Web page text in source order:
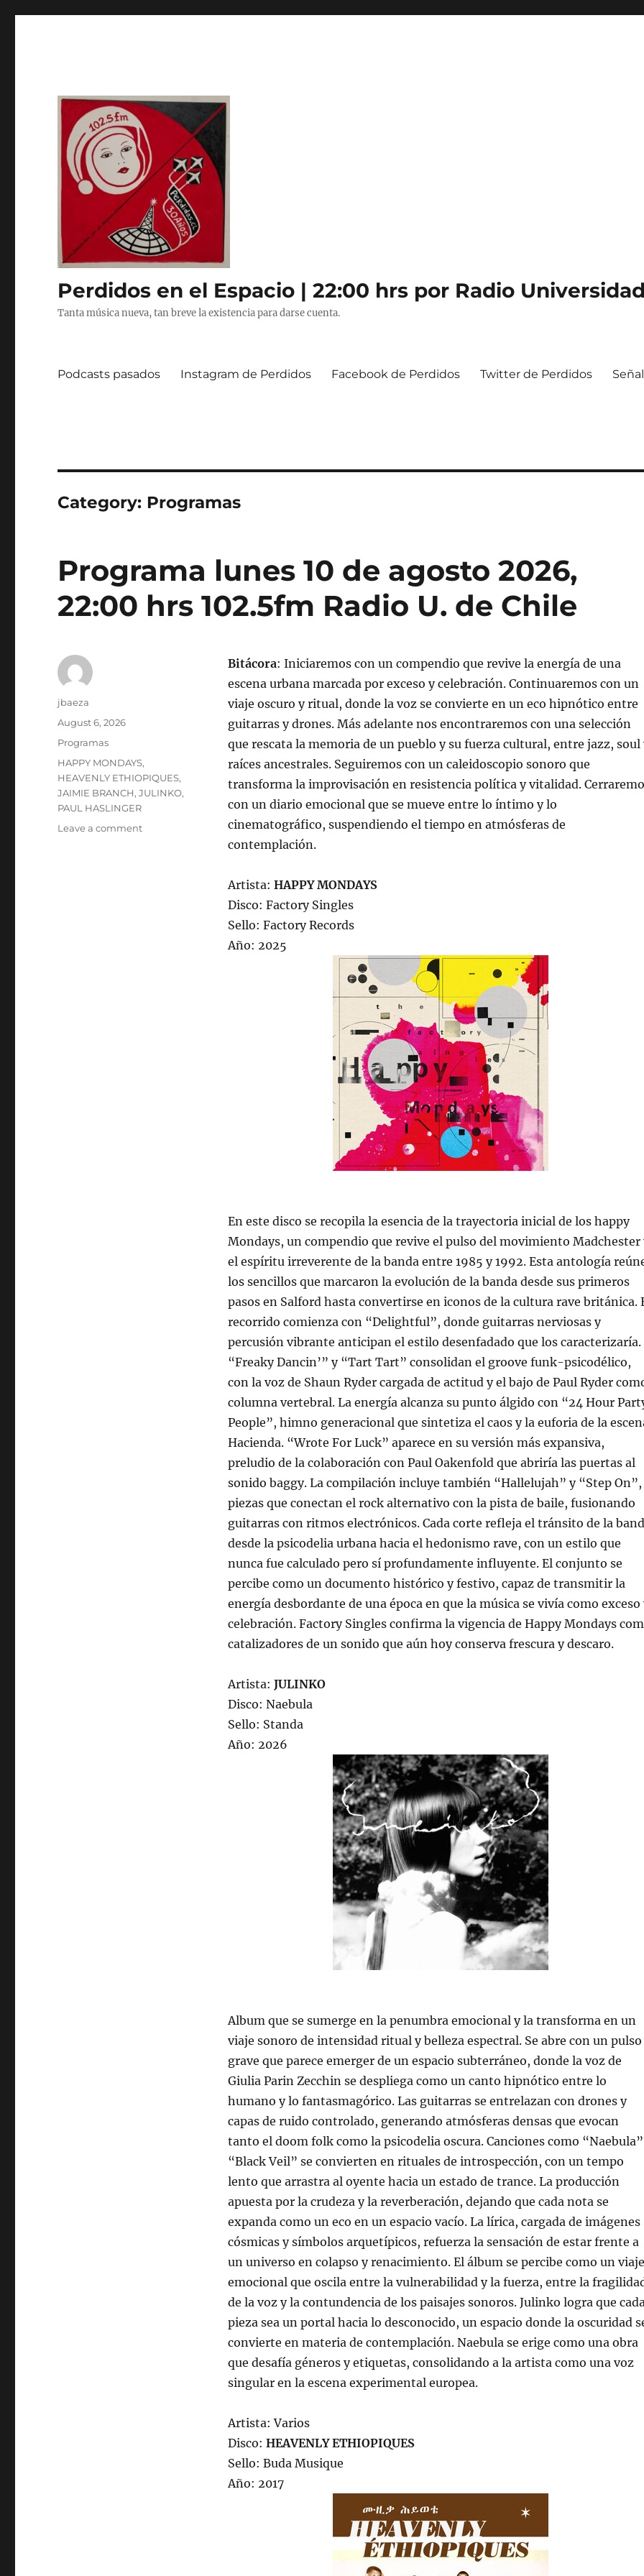
Perdidos en el Espacio | 22:00 hrs por Radio
Tanta música nueva, tan breve la existencia para darse cuenta.
Podcasts pasados Instagram de Perdidos Facebook de Perdidos Twitter de Perdidos
Category: Programas
Programa lunes 10 de agosto 2026,
22:00 hrs 102.5fm Radio U. de Chile
Bitácora: Iniciaremos con un compendio que revive la energía de una
escena urbana marcada por exceso y celebración. Continuaremos con un
viaje oscuro y ritual, donde la voz se convierte en un eco hipnótico entre
guitarras y drones. Más adelante nos encontraremos con una selección
que rescata la memoria de un pueblo y su fuerza cultural, entre jazz, soul
raíces ancestrales. Seguiremos con un caleidoscopio sonoro que
transforma la improvisación en resistencia política y vitalidad.
con un diario emocional que se mueve entre lo íntimo y lo
cinematográfico, suspendiendo el tiempo en atmósferas de
contemplación.
Artista: HAPPY MONDAYS
Disco: Factory Singles
Sello: Factory Records
Año: 2025
En este disco se recopila la esencia de la trayectoria inicial de los happy
Mondays, un compendio que revive el pulso del movimiento Madchester
el espíritu irreverente de la banda entre 1985 y 1992. Esta antología
los sencillos que marcaron la evolución de la banda desde sus primeros
pasos en Salford hasta convertirse en iconos de la cultura rave británica.
recorrido comienza con “Delightful”, donde guitarras nerviosas y
percusión vibrante anticipan el estilo desenfadado que los caracterizaría.
“Freaky Dancin’” y “Tart Tart” consolidan el groove funk-psicodélico,
con la voz de Shaun Ryder cargada de actitud y el bajo de Paul Ryder
columna vertebral. La energía alcanza su punto álgido con “24 Hour
People”, himno generacional que sintetiza el caos y la euforia de la
Hacienda. “Wrote For Luck” aparece en su versión más expansiva,
preludio de la colaboración con Paul Oakenfold que abriría las puertas al
sonido baggy. La compilación incluye también “Hallelujah” y “Step On”,
piezas que conectan el rock alternativo con la pista de baile, fusionando
guitarras con ritmos electrónicos. Cada corte refleja el tránsito de la
desde la psicodelia urbana hacia el hedonismo rave, con un estilo que
nunca fue calculado pero sí profundamente influyente. El conjunto se
percibe como un documento histórico y festivo, capaz de transmitir la
energía desbordante de una época en que la música se vivía como exceso
celebración. Factory Singles confirma la vigencia de Happy Mondays
catalizadores de un sonido que aún hoy conserva frescura y descaro.
Artista: JULINKO
Disco: Naebula
Sello: Standa
Año: 2026
Album que se sumerge en la penumbra emocional y la transforma en un
viaje sonoro de intensidad ritual y belleza espectral. Se abre con un pulso
grave que parece emerger de un espacio subterráneo, donde la voz de
Giulia Parin Zecchin se despliega como un canto hipnótico entre lo
humano y lo fantasmagórico. Las guitarras se entrelazan con drones y
capas de ruido controlado, generando atmósferas densas que evocan
tanto el doom folk como la psicodelia oscura. Canciones como
“Black Veil” se convierten en rituales de introspección, con un tempo
lento que arrastra al oyente hacia un estado de trance. La producción
apuesta por la crudeza y la reverberación, dejando que cada nota se
expanda como un eco en un espacio vacío. La lírica, cargada de imágenes
cósmicas y símbolos arquetípicos, refuerza la sensación de estar frente a
un universo en colapso y renacimiento. El álbum se percibe como un viaje
emocional que oscila entre la vulnerabilidad y la fuerza, entre la
de la voz y la contundencia de los paisajes sonoros. Julinko logra que
pieza sea un portal hacia lo desconocido, un espacio donde la oscuridad
convierte en materia de contemplación. Naebula se erige como una obra
que desafía géneros y etiquetas, consolidando a la artista como una voz
singular en la escena experimental europea.
Artista: Varios
Disco: HEAVENLY ETHIOPIQUES
Sello: Buda Musique
Año: 2017
Author
jbaeza
Posted
August 6, 2026
Categories
Programas
Tags
HAPPY MONDAYS,
HEAVENLY ETHIOPIQUES,
JAIMIE BRANCH,JULINKO,
PAUL HASLINGER
Leave a commenton